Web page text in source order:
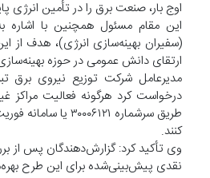
اوج بار، صنعت برق را در تأمین انرژی
این مقام مسئول همچنین با اشاره
(سفیران بهینه‌سازی انرژی)، هدف از
ارتقای دانش عمومی در حوزه
مدیرعامل شرکت توزیع نیروی برق
درخواست کرد هرگونه فعالیت مراکز
کنند.
وی تأکید کرد: گزارش‌دهندگان پس از
نقدی پیش‌بینی‌شده برای این طرح